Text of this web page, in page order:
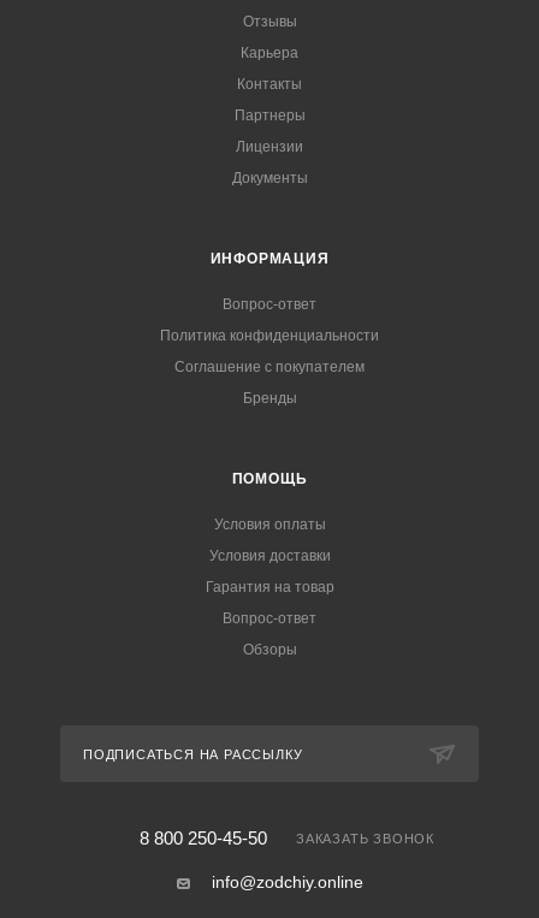
Отзывы
Карьера
Контакты
Партнеры
Лицензии
Документы
ИНФОРМАЦИЯ
Вопрос-ответ
Политика конфиденциальности
Соглашение с покупателем
Бренды
ПОМОЩЬ
Условия оплаты
Условия доставки
Гарантия на товар
Вопрос-ответ
Обзоры
ПОДПИСАТЬСЯ НА РАССЫЛКУ
8 800 250-45-50 ЗАКАЗАТЬ ЗВОНОК
info@zodchiy.online